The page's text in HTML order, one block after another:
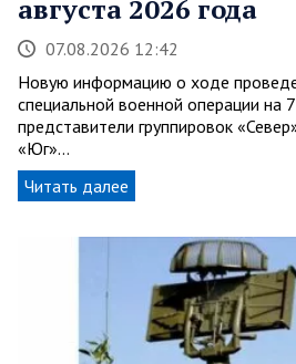
августа 2026 года
07.08.2026 12:42
Новую информацию о ходе
специальной военной операции на
представители группировок
«Юг»…
Читать далее